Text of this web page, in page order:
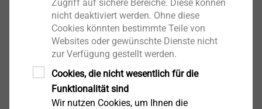
Solar Produkte
Zugriff auf sichere Bereiche. Diese können
nicht deaktiviert werden. Ohne diese
Cookies könnten bestimmte Teile von
Websites oder gewünschte Dienste nicht
zur Verfügung gestellt werden.
Cookies, die nicht wesentlich für die
Funktionalität sind
Wir nutzen Cookies, um Ihnen die